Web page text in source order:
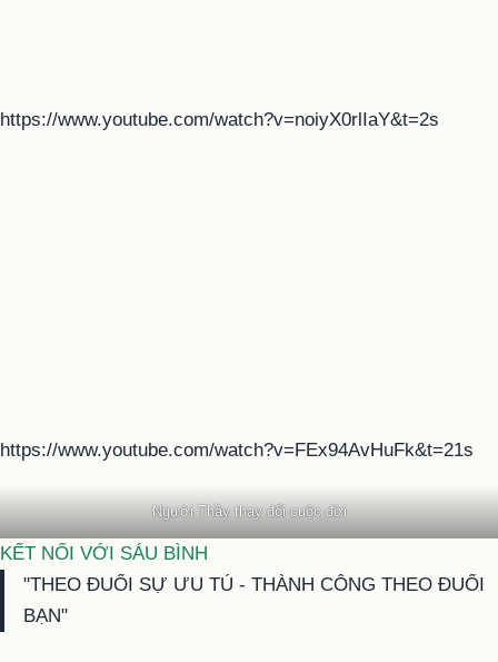
https://www.youtube.com/watch?v=noiyX0rlIaY&t=2s
https://www.youtube.com/watch?v=FEx94AvHuFk&t=21s
Người Thầy thay đổi cuộc đời
KẾT NỐI VỚI SÁU BÌNH
"THEO ĐUỔI SỰ ƯU TÚ - THÀNH CÔNG THEO ĐUỔI
BẠN"